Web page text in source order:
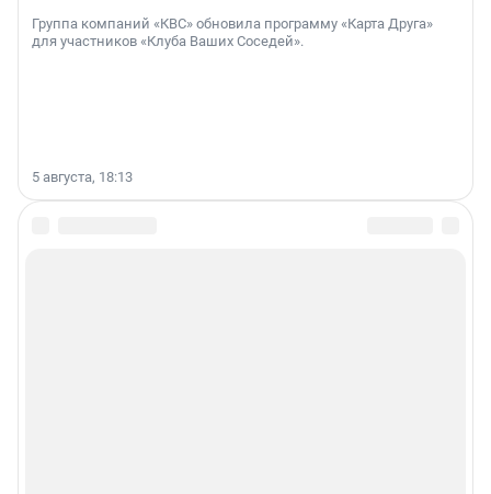
Группа компаний «КВС» обновила программу «Карта Друга»
для участников «Клуба Ваших Соседей».
5 августа, 18:13